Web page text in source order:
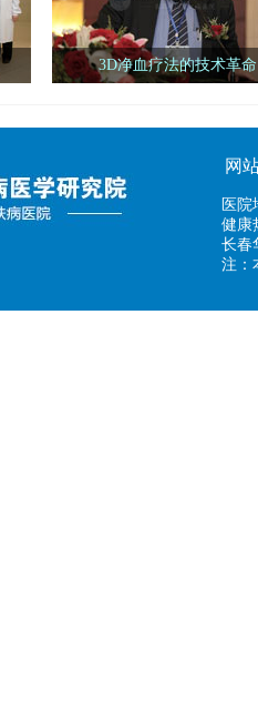
3D净血疗法的技术革命
带来一场新的技术革命
网
医
健康
长春
注：